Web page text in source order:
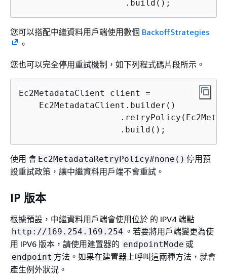
                     .build();
您可以搭配中繼資料用戶端使用數個 BackoffStrategies
。
您也可以完全停用重試機制，如下列程式碼片段所示。
Ec2MetadataClient client =
    Ec2MetadataClient.builder()
                    .build();
使用 會 Ec2MetadataRetryPolicy#none() 停用預
設重試政策，讓中繼資料用戶端不會重試。
IP 版本
根據預設，中繼資料用戶端會使用位於 的 IPV4 端點
http://169.254.169.254 。若要將用戶端變更為使
用 IPV6 版本，請使用建置器的 endpointMode 或
endpoint 方法。如果在建置器上呼叫這兩種方法，就會
產生例外狀況。